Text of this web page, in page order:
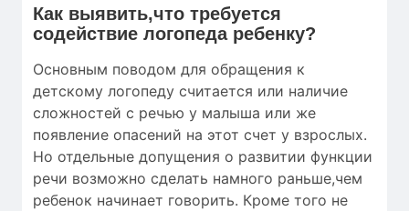
Как выявить,что требуется
содействие логопеда ребенку?
Основным поводом для обращения к
детскому логопеду считается или наличие
сложностей с речью у малыша или же
появление опасений на этот счет у взрослых.
Но отдельные допущения о развитии функции
речи возможно сделать намного раньше,чем
ребенок начинает говорить. Кроме того не